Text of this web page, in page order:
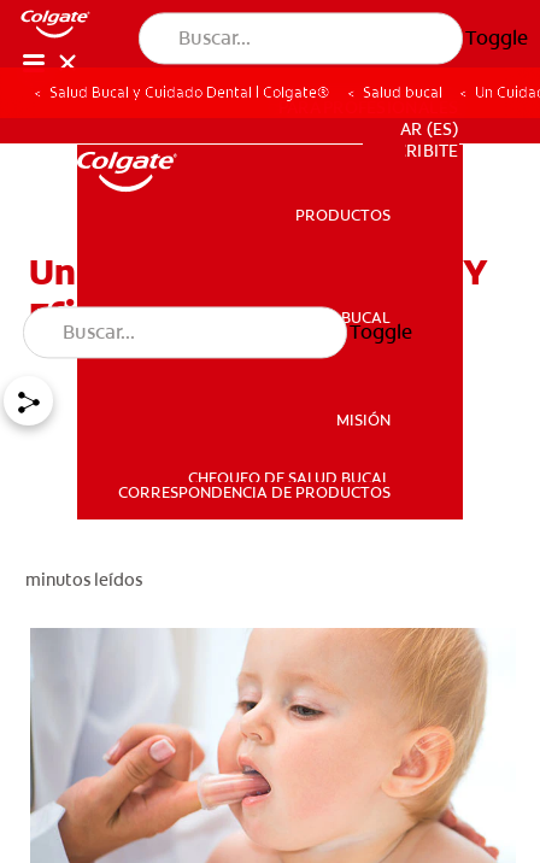
Toggle
SALUD BUCAL
PARA PROFESIONALES
AR (ES)
SUSCRIBITE
PARA PROFESIONALES
AR (ES)
SUSCRIBITE
PRODUCTOS
SALUD BUCAL
MISIÓN
CHEQUEO DE SALUD BUCAL
CORRESPONDENCIA DE PRODUCTOS
Toggle
Salud Bucal y Cuidado Dental | Colgate® Salud bucal Un
Un Cuidado Bucal Seguro Y
Eficaz Para Tu Bebé
minutos leídos